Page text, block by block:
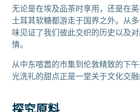
无论是在埃及品茶时享用，还是在英
土耳其软糖都游走于国界之外。从
味见证了我们彼此交织的历史以及
情。
从中东喧嚣的市集到伦敦精致的下
光洗礼的甜点正是一堂关于文化交融